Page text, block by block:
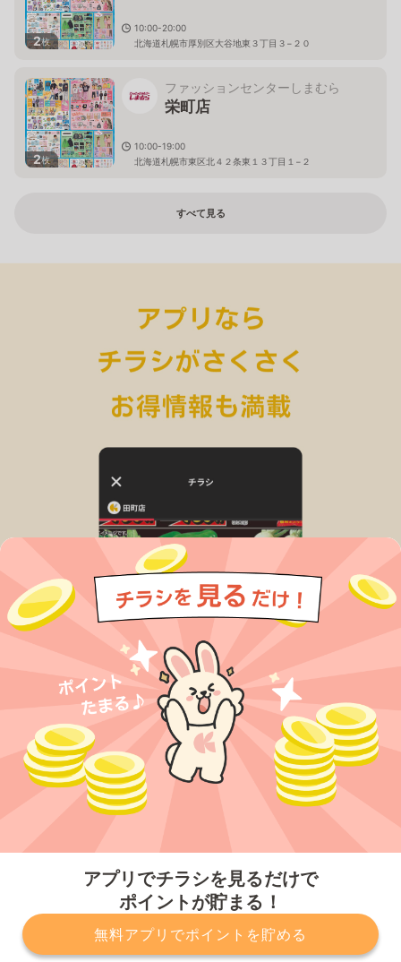
アプリでチラシを見るだけで
ポイントが貯まる！
無料アプリでポイントを貯める
2枚
10:00-20:00
北海道札幌市厚別区大谷地東３丁目３−２０
2枚
ファッションセンターしまむら
栄町店
10:00-19:00
北海道札幌市東区北４２条東１３丁目１−２
すべて見る
プライバシーポリシー 利用規約 運営会社